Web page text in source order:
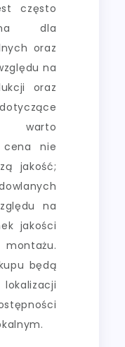
często
dla
oraz
na
oraz
warto
cena nie
jakość;
na
jakości
montażu.
będą